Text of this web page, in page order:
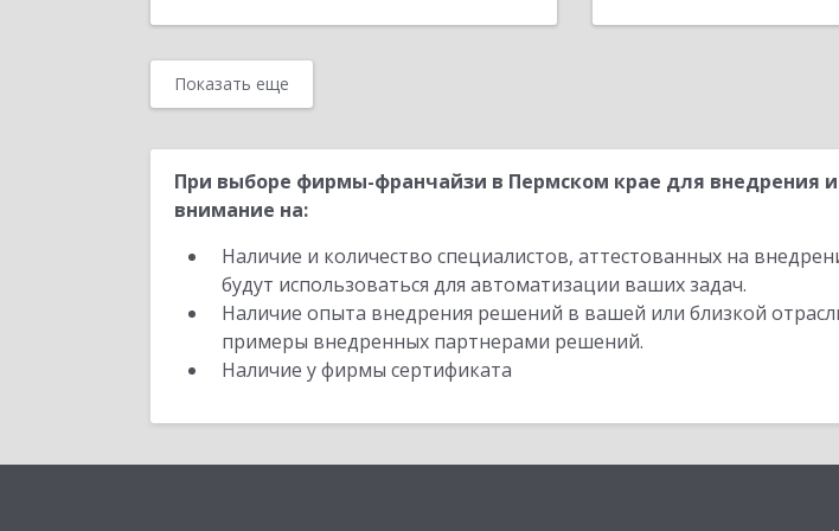
Показать еще
При выборе фирмы-франчайзи в Пермском крае для внедрения
внимание на:
Наличие и количество специалистов, аттестованных на
будут использоваться для автоматизации ваших задач.
Наличие опыта внедрения решений в вашей или близкой
примеры внедренных партнерами решений.
Наличие у фирмы сертификата